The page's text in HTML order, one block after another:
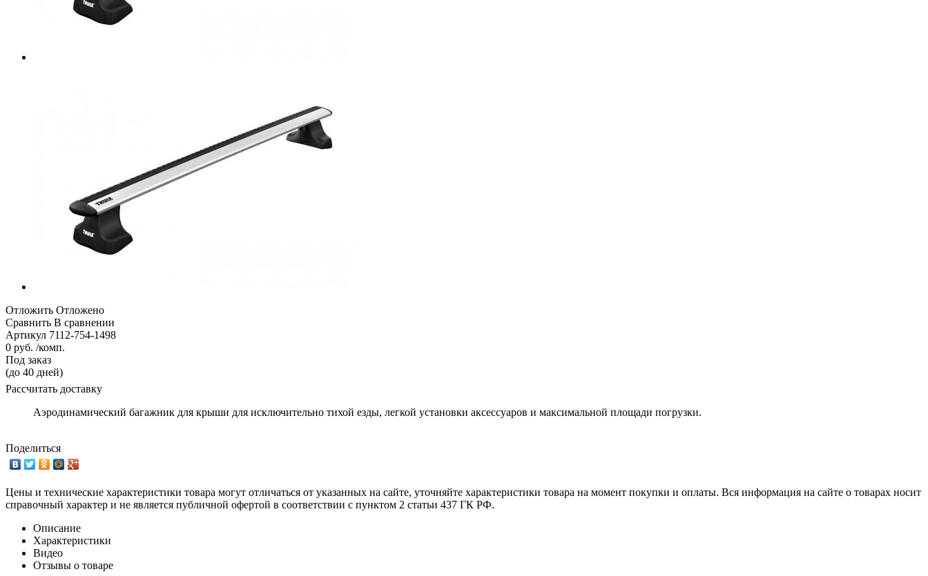
Отложить Отложено
Сравнить В сравнении
Артикул 7112-754-1498
0 руб. /комп.
Под заказ
(до 40 дней)
Рассчитать доставку
Аэродинамический багажник для крыши для исключительно тихой езды, легкой установки аксессуаров и максимальной площади погрузки.
Поделиться
Цены и технические характеристики товара могут отличаться от указанных на сайте, уточняйте характеристики товара на момент покупки и оплаты. Вся информация на сайте о товарах носит
справочный характер и не является публичной офертой в соответствии с пунктом 2 статьи 437 ГК РФ.
Описание
Характеристики
Видео
Отзывы о товаре